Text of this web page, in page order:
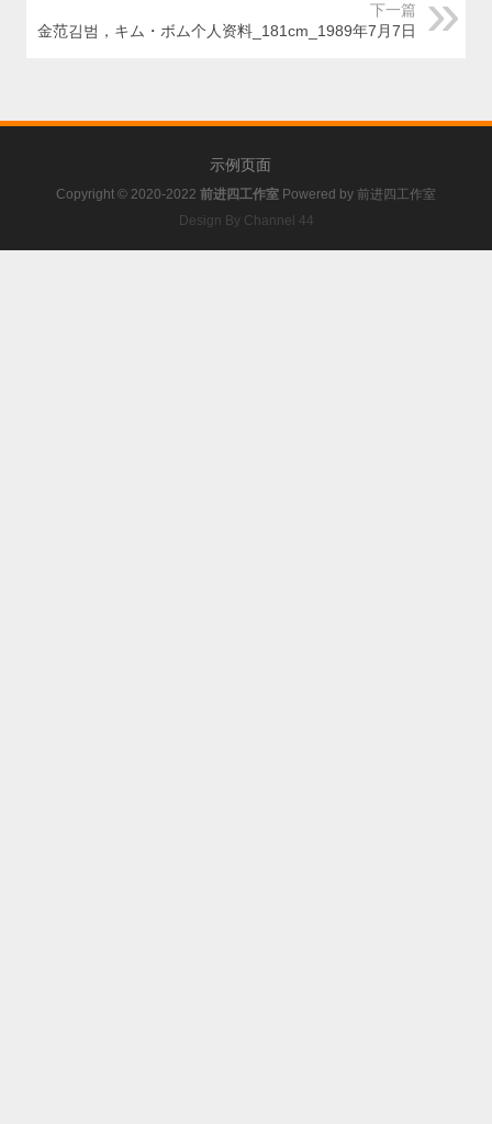
下一篇
金范김범，キム・ボム个人资料_181cm_1989年7月7日
示例页面
Copyright © 2020-2022 前进四工作室 Powered by 前进四工作室
Design By Channel 44